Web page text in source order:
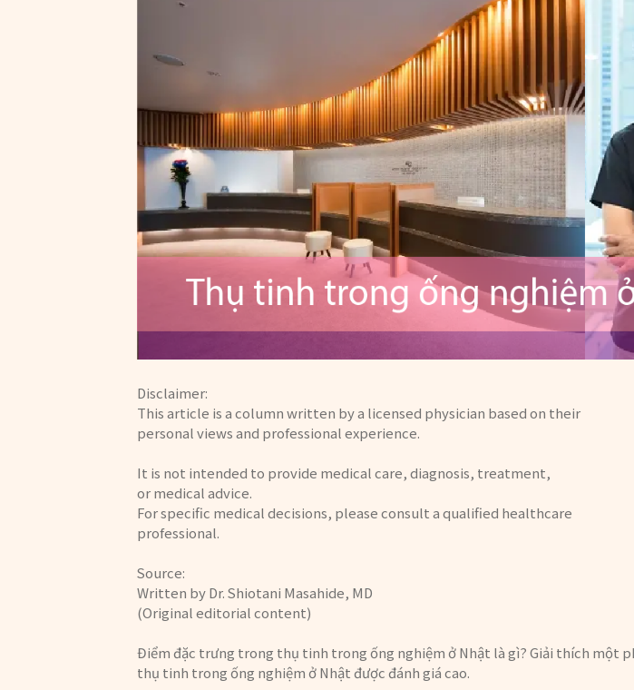
Disclaimer:
This article is a column written by a licensed physician based on their
personal views and professional experience.
It is not intended to provide medical care, diagnosis, treatment,
or medical advice.
For specific medical decisions, please consult a qualified healthcare
professional.
Source:
Written by Dr. Shiotani Masahide, MD
(Original editorial content)
Điểm đặc trưng trong thụ tinh trong ống nghiệm ở Nhật là gì? Giải thích một
thụ tinh trong ống nghiệm ở Nhật được đánh giá cao.